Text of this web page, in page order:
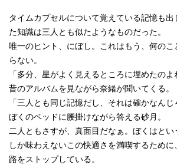
タイムカプセルについて覚えている記憶も出
た知識は三人とも似たようなものだった。
唯一のヒント、にぼし。これはもう、何の
らない。
「多分、星がよく見えるところに埋めたのよ
昔のアルバムを見ながら奈緒が聞いてくる。
「三人とも同じ記憶だし、それは確かなんじ
ぼくのベッドに腰掛けながら答える砂月。
二人ともさすが、真面目だなぁ。ぼくはと
しか味わえないこの快適さを満喫するために
路をストップしている。